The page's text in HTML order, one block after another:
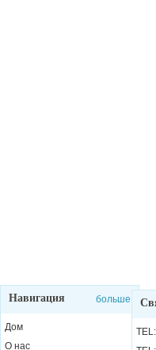
Навигация больше
Дом
О нас